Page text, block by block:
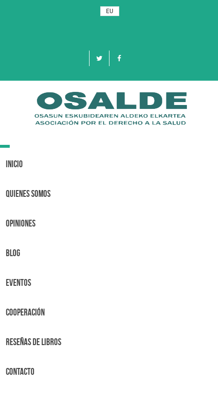
EU
Toggle
Inicio
Quienes Somos
OPINIONES
BLOG
Eventos
Cooperación
Reseñas de libros
Contacto